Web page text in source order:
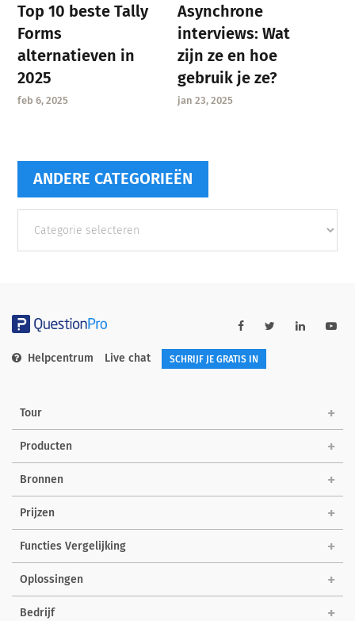
Top 10 beste Tally
Forms
alternatieven in
2025
feb 6, 2025
Asynchrone
interviews: Wat
zijn ze en hoe
gebruik je ze?
jan 23, 2025
ANDERE CATEGORIEËN
categorieën
Helpcentrum Live chat SCHRIJF JE GRATIS IN
Tour
Producten
Bronnen
Prijzen
Functies Vergelijking
Oplossingen
Bedrijf